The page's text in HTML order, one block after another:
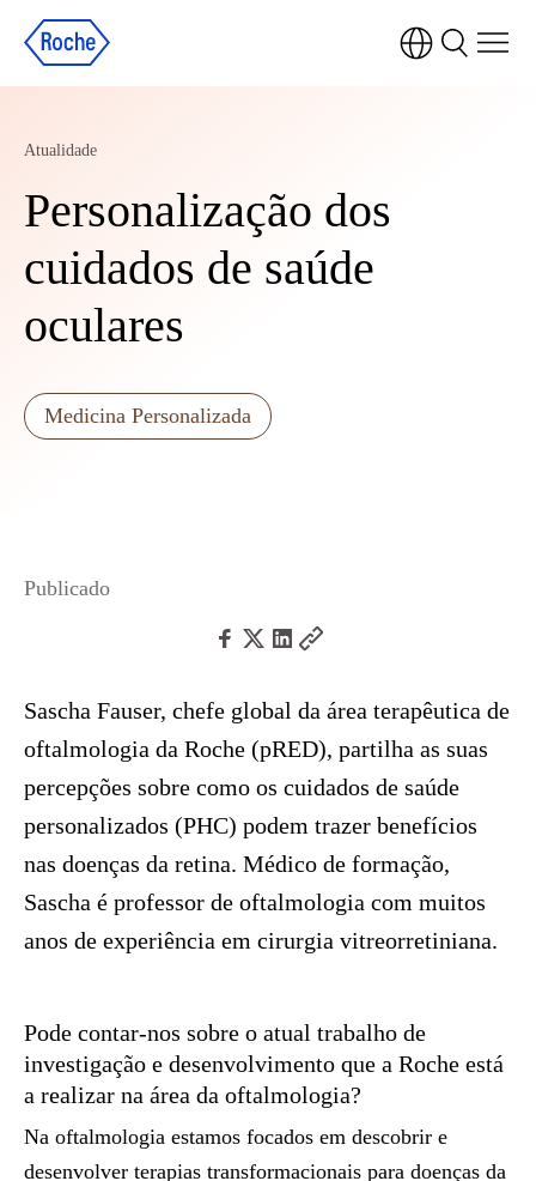
Atualidade
Personalização dos
cuidados de saúde
oculares
Medicina Personalizada
Publicado
Sascha Fauser, chefe global da área terapêutica de
oftalmologia da Roche (pRED), partilha as suas
percepções sobre como os cuidados de saúde
personalizados (PHC) podem trazer benefícios
nas doenças da retina. Médico de formação,
Sascha é professor de oftalmologia com muitos
anos de experiência em cirurgia vitreorretiniana.
Pode contar-nos sobre o atual trabalho de
investigação e desenvolvimento que a Roche está
a realizar na área da oftalmologia?
Na oftalmologia estamos focados em descobrir e
desenvolver terapias transformacionais para doenças da